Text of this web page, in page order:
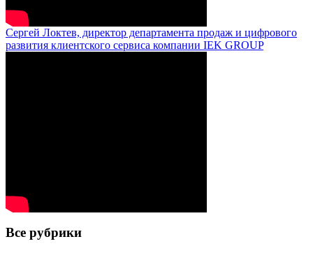
Сергей Локтев, директор департамента продаж и цифрового
развития клиентского сервиса компании IEK GROUP
Все рубрики